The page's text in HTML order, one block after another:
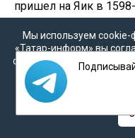
пришел на Яик в
момент переписи в
Аминов.
Важной вехой в
казаков послужило
Рустем Аминов
магометанское
каждый
Мы используем
«Татар-информ» вы
cookie в соответствии с
наобработку
персональных данных